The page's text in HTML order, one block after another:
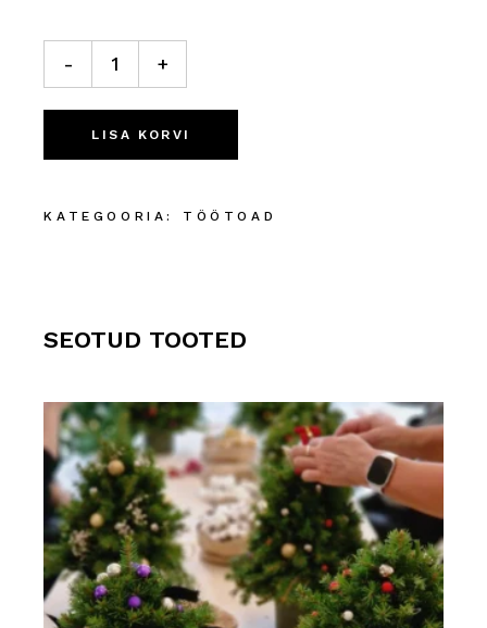
- +
LISA KORVI
KATEGOORIA: TÖÖTOAD
SEOTUD TOOTED